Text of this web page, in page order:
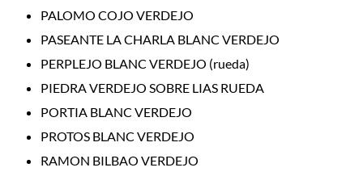
PALOMO COJO VERDEJO
PASEANTE LA CHARLA BLANC VERDEJO
PERPLEJO BLANC VERDEJO (rueda)
PIEDRA VERDEJO SOBRE LIAS RUEDA
PORTIA BLANC VERDEJO
PROTOS BLANC VERDEJO
RAMON BILBAO VERDEJO